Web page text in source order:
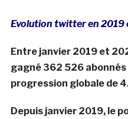
Evolution twitter en 2019
Entre janvier 2019 et
gagné 362 526
progression globale de
Depuis janvier 2019, le